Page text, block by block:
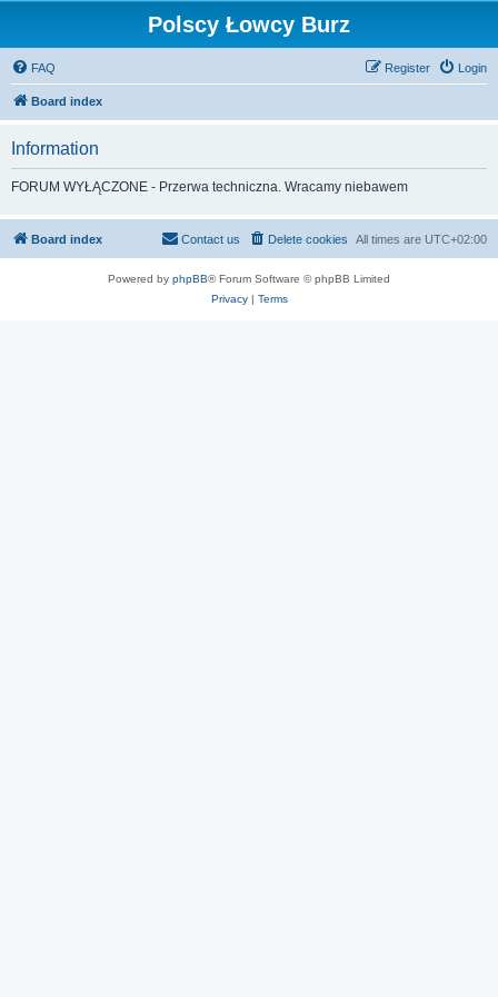
Polscy Łowcy Burz
FAQ Login
Register
Board index
Information
FORUM WYŁĄCZONE - Przerwa techniczna. Wracamy niebawem
Board index All times are UTC+02:00
Delete cookies
Contact us
Powered by phpBB® Forum Software © phpBB Limited
Privacy| Terms